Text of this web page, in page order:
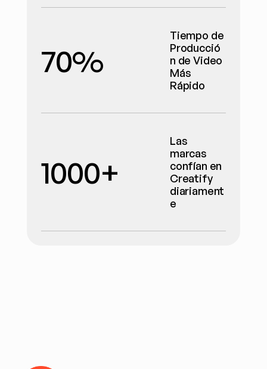
70%
Tiempo de
Producció
n de Video
Más
Rápido
1000+
Las
marcas
confían en
Creatify
diariament
e